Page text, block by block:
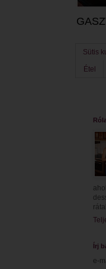
Sütis
Étel
Írj
e-